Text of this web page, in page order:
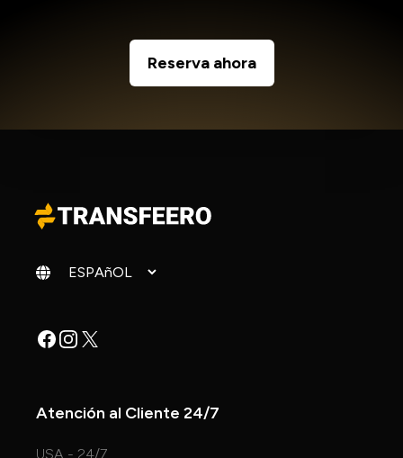
Reserva ahora
Cambiar idioma
Facebook
Instagram
X
Atención al Cliente 24/7
USA - 24/7